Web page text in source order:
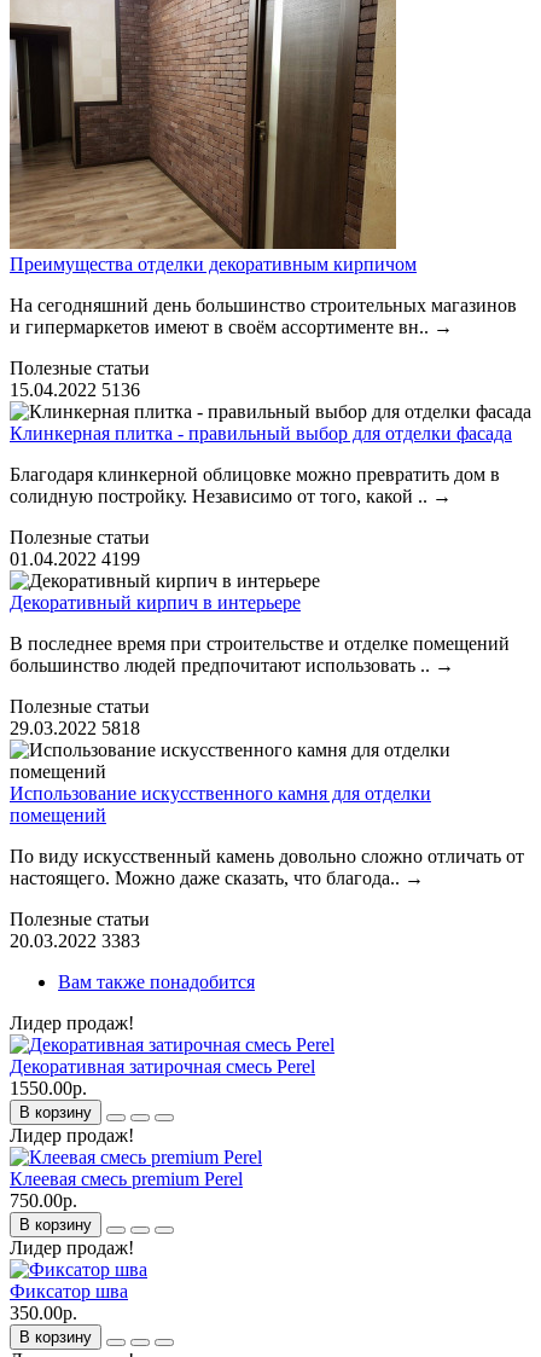
Преимущества отделки декоративным кирпичом
На сегодняшний день большинство строительных магазинов
и гипермаркетов имеют в своём ассортименте вн.. →
Полезные статьи
15.04.2022 5136
Клинкерная плитка - правильный выбор для отделки фасада
Благодаря клинкерной облицовке можно превратить дом в
солидную постройку. Независимо от того, какой .. →
Полезные статьи
01.04.2022 4199
Декоративный кирпич в интерьере
В последнее время при строительстве и отделке помещений
большинство людей предпочитают использовать .. →
Полезные статьи
29.03.2022 5818
Использование искусственного камня для отделки
помещений
По виду искусственный камень довольно сложно отличать от
настоящего. Можно даже сказать, что благода.. →
Полезные статьи
20.03.2022 3383
Вам также понадобится
Лидер продаж!
Декоративная затирочная смесь Perel
1550.00р.
В корзину
Лидер продаж!
Клеевая смесь premium Perel
750.00р.
В корзину
Лидер продаж!
Фиксатор шва
350.00р.
В корзину